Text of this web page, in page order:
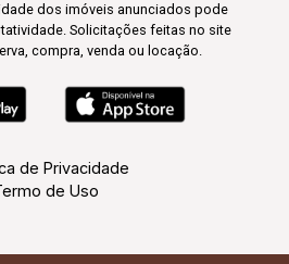
dos imóveis anunciados pode
Solicitações feitas no site
compra, venda ou locação.
de Privacidade
de Uso